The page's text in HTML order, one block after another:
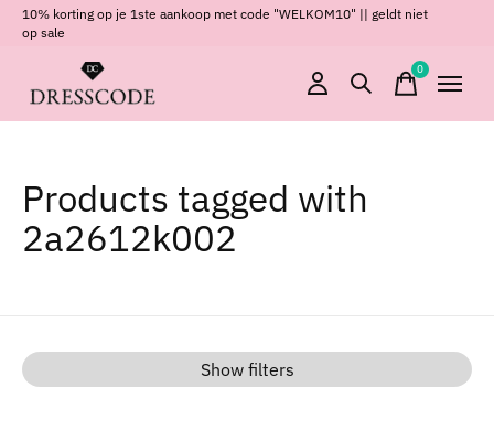
10% korting op je 1ste aankoop met code "WELKOM10" || geldt niet
op sale
0items
Products tagged with
2a2612k002
Show filters